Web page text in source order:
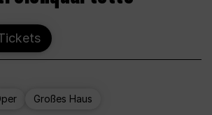
Großes Haus